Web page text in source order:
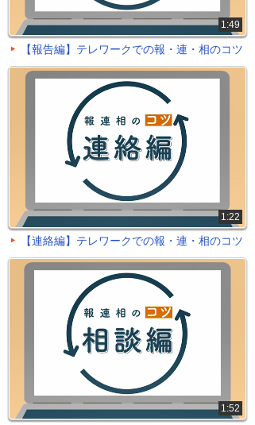
1:49
【報告編】テレワークでの報・連・相のコツ
1:22
【連絡編】テレワークでの報・連・相のコツ
1:52